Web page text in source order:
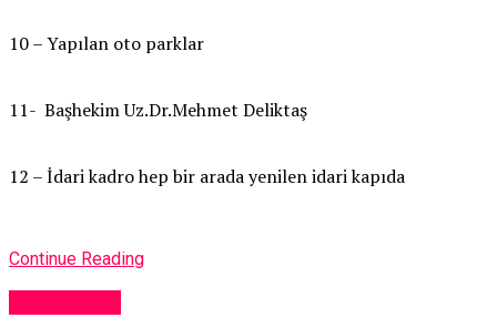
10 – Yapılan oto parklar
11- Başhekim Uz.Dr.Mehmet Deliktaş
12 – İdari kadro hep bir arada yenilen idari kapıda
Continue Reading